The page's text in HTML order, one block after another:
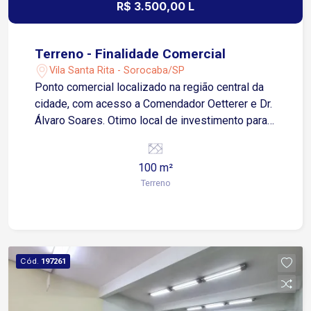
R$ 3.500,00 L
Terreno - Finalidade Comercial
Vila Santa Rita - Sorocaba/SP
Ponto comercial localizado na região central da
cidade, com acesso a Comendador Oetterer e Dr.
Álvaro Soares. Otimo local de investimento para
100 m²
Terreno
Cód. 197261